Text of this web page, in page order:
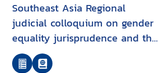
Southeast Asia Regional
judicial colloquium on gender
equality jurisprudence and the
role of the judiciary in
promoting women's access to